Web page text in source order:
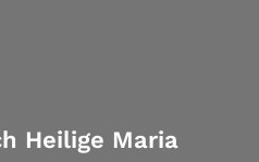
Heilige Maria